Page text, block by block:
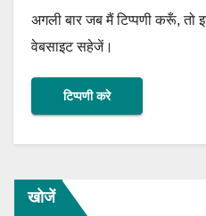
अगली बार जब मैं टिप्पणी करूँ, तो
वेबसाइट सहेजें।
खोजें